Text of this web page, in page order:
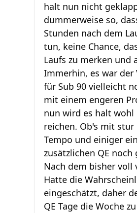
halt nun nicht
dummerweise so,
Stunden nach dem
tun, keine Chance,
Laufs zu merken und
Immerhin, es war der
für Sub 90 vielleicht
mit einem engeren
nun wird es halt
reichen. Ob's mit stur
Tempo und einiger
zusätzlichen QE
Nach dem bisher voll
Hatte die
eingeschätzt, daher
QE Tage die Woche